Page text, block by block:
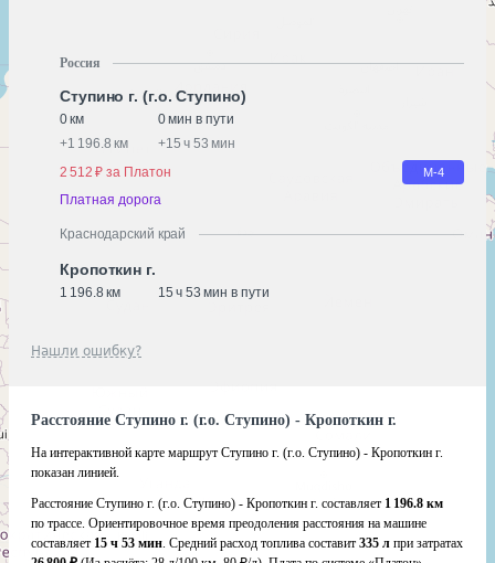
Россия
Ступино г. (г.о. Ступино)
0 км
0 мин в пути
+1 196.8 км +15 ч 53 мин
2 512 ₽ за Платон
М-4
Платная дорога
Краснодарский край
Кропоткин г.
1 196.8 км 15 ч 53 мин в пути
Нашли ошибку?
Расстояние Ступино г. (г.о. Ступино) - Кропоткин г.
На интерактивной карте маршрут Ступино г. (г.о. Ступино) - Кропоткин г.
показан линией.
Расстояние Ступино г. (г.о. Ступино) - Кропоткин г. составляет 1 196.8 км
по трассе. Ориентировочное время преодоления расстояния на машине
составляет 15 ч 53 мин. Средний расход топлива составит 335 л при затратах